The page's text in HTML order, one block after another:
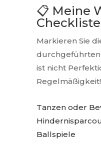
📋 Meine
Checkliste
Markieren Sie
durchgeführten
ist nicht
Regelmäßigkeit!
Tanzen oder
Ballspiele